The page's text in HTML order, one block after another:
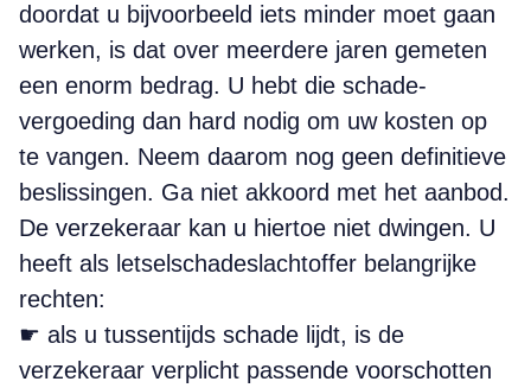
doordat u bijvoorbeeld iets minder moet gaan
werken, is dat over meerdere jaren gemeten
een enorm bedrag. U hebt die schade­
vergoeding dan hard nodig om uw kosten op
te vangen. Neem daarom nog geen definitieve
beslis­singen. Ga niet akkoord met het aanbod.
De verzekeraar kan u hiertoe niet dwingen. U
heeft als letselschadeslachtoffer belangrijke
rechten:
☛ als u tussentijds schade lijdt, is de
verzekeraar verplicht passende voorschotten